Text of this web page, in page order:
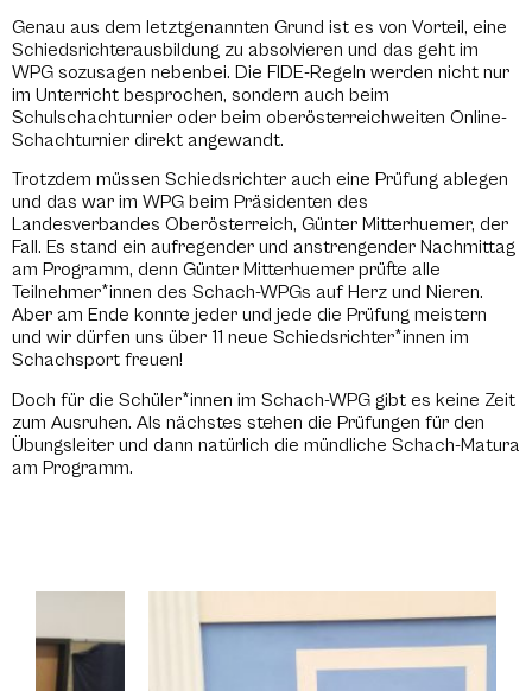
Genau aus dem letztgenannten Grund ist es von Vorteil, eine
Schiedsrichterausbildung zu absolvieren und das geht im
WPG sozusagen nebenbei. Die FIDE-Regeln werden nicht nur
im Unterricht besprochen, sondern auch beim
Schulschachturnier oder beim oberösterreichweiten Online-
Schachturnier direkt angewandt.
Trotzdem müssen Schiedsrichter auch eine Prüfung ablegen
und das war im WPG beim Präsidenten des
Landesverbandes Oberösterreich, Günter Mitterhuemer, der
Fall. Es stand ein aufregender und anstrengender Nachmittag
am Programm, denn Günter Mitterhuemer prüfte alle
Teilnehmer*innen des Schach-WPGs auf Herz und Nieren.
Aber am Ende konnte jeder und jede die Prüfung meistern
und wir dürfen uns über 11 neue Schiedsrichter*innen im
Schachsport freuen!
Doch für die Schüler*innen im Schach-WPG gibt es keine Zeit
zum Ausruhen. Als nächstes stehen die Prüfungen für den
Übungsleiter und dann natürlich die mündliche Schach-Matura
am Programm.